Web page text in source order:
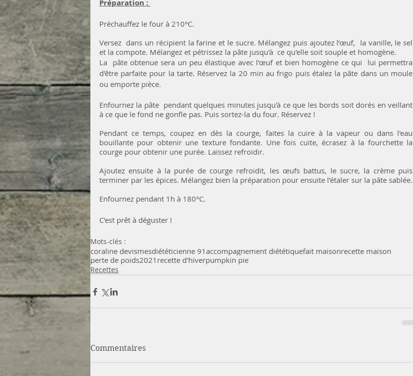
Préparation :
Préchauffez le four à 210°C.
Versez  dans un récipient la farine et le sucre. Mélangez puis ajoutez l’œuf,  la vanille, le sel
et la compote. Mélangez et pétrissez la pâte jusqu'à  ce qu'elle soit souple et homogène.
La  pâte obtenue sera un peu élastique avec l’œuf et bien homogène ce qui  lui permettra
d'être parfaite pour la tarte. Réservez la 20 min au frigo puis étalez la pâte dans un moule
ou emporte pièce.
Enfournez la pâte  pendant quelques minutes jusqu'à ce que les bords soit dorés en veillant
à ce que le fond ne gonfle pas. Puis sortez-la du four. Réservez !
Pendant ce temps, coupez en dès la courge, faites la cuire à la vapeur ou dans l'eau
bouillante pour obtenir une texture fondante. Une fois cuite, écrasez à la fourchette la
courge pour obtenir une purée. Laissez refroidir.
Ajoutez ensuite à la purée de courge refroidit, les œufs battus, le sucre, la crème puis
Enfournez pendant 1h à 180°C.
C'est prêt à déguster !
Mots-clés :
coraline devismesdiététicienne 91accompagnement diététiquefait maisonrecette maison
perte de poids2021 recette d'hiverpumpkin pie
Recettes
Commentaires